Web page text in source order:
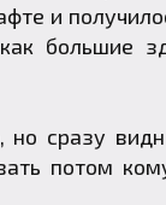
и
большие
сразу
потом